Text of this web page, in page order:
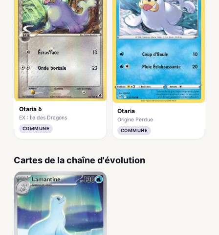
Otaria δ
EX : Île des Dragons
COMMUNE
Otaria
Origine Perdue
COMMUNE
Cartes de la chaîne d'évolution